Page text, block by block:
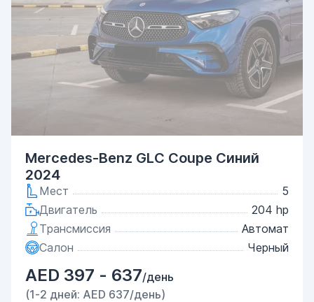
Mercedes-Benz GLC Coupe Синий
2024
Мест
5
Двигатель
204 hp
Трансмиссия
Автомат
Салон
Черный
AED 397 - 637/день
(1-2 дней: AED 637/день)